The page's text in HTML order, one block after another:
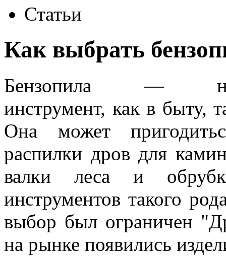
Статьи
Как выбрать
Бензопила —
инструмент, как в быту,
Она может
распилки дров для
валки леса и
инструментов такого
выбор был ограничен
на рынке появились